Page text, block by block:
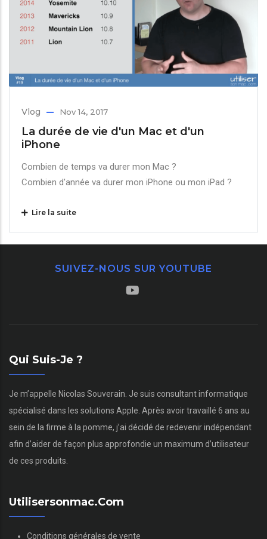
Vlog Nov 14, 2017
La durée de vie d'un Mac et d'un
iPhone
Combien de temps va durer mon Mac ?
Combien d'année va durer mon iPhone ou mon iPad ?
Lire la suite
SUIVEZ-NOUS SUR YOUTUBE
Qui Suis-Je ?
Je m’appelle Nicolas Souverain. Je suis consultant informatique
spécialisé dans les solutions Apple. Après avoir travaillé 6 ans au
sein de la firme à la pomme, j’ai décidé de redevenir indépendant
afin d’aider de façon plus approfondie un maximum d’utilisateur
de ces produits.
Utilisersonmac.com
Conditions générales de vente